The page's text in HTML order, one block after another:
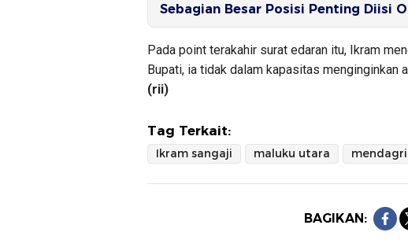
Sebagian Besar Posisi Penting Diisi
Pada point terakahir surat edaran itu, Ikram
Bupati, ia tidak dalam kapasitas menginginkan
(rii)
Tag Terkait:
Ikram sangaji maluku utara mendagri
BAGIKAN: